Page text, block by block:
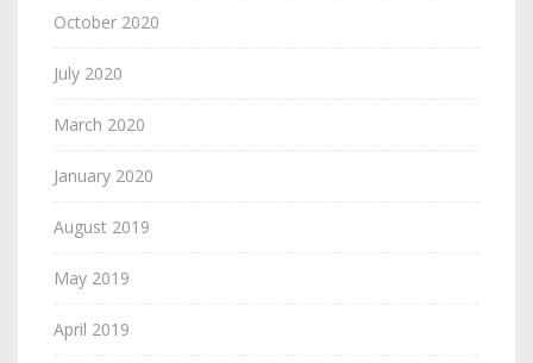
October 2020
July 2020
March 2020
January 2020
August 2019
May 2019
April 2019